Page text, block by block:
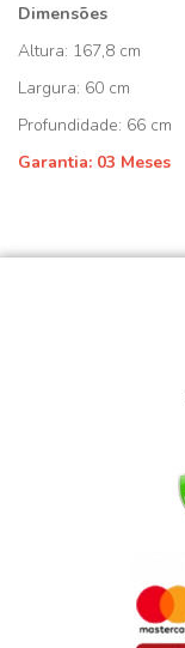
Dimensões
Altura: 167,8 cm
Largura: 60 cm
Profundidade: 66 cm
Garantia: 03 Meses